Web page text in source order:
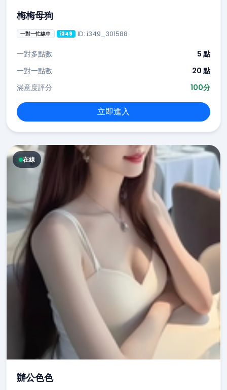
梅梅母狗
一對一忙線中 i349 ID: i349_301588
一對多點數
5 點
一對一點數
20 點
滿意度評分
100分
立即進入
在線
辦公色色